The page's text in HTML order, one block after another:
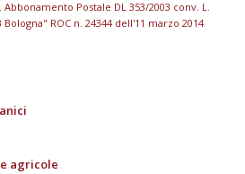
Abbonamento Postale DL 353/2003 conv. L.
Bologna" ROC n. 24344 dell'11 marzo 2014
agricole